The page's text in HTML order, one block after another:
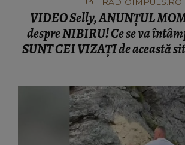
VIDEO Selly, ANUNȚUL
despre NIBIRU! Ce se va
SUNT CEI VIZAȚI de această